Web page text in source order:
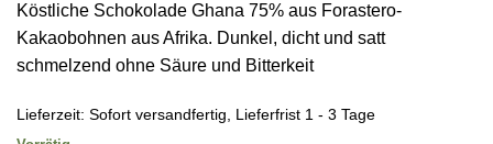
Köstliche Schokolade Ghana 75% aus Forastero-
Kakaobohnen aus Afrika. Dunkel, dicht und satt
schmelzend ohne Säure und Bitterkeit
Lieferzeit: Sofort versandfertig, Lieferfrist 1 - 3 Tage